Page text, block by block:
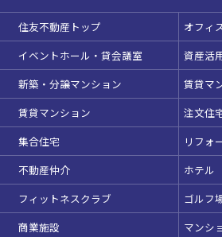
住友不動産トップ
オフィ
イベントホール・貸会議室
資産活
新築・分譲マンション
賃貸マ
賃貸マンション
注文住
集合住宅
リフォ
不動産仲介
ホテル
フィットネスクラブ
ゴルフ
商業施設
マンシ